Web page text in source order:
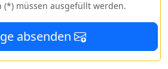
(*) müssen ausgefüllt werden.
absenden